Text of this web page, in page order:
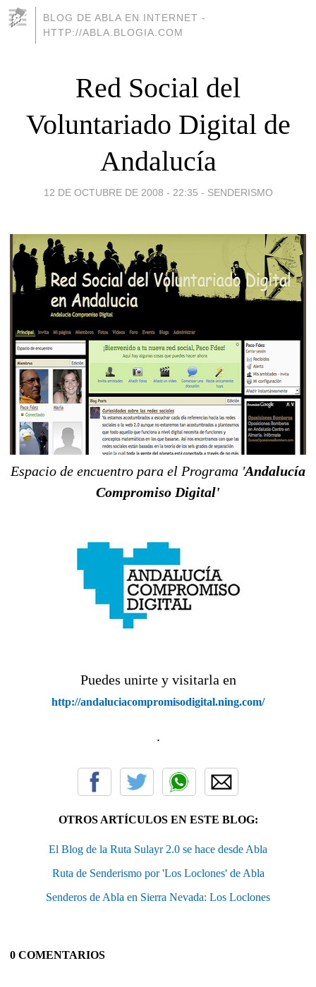
BLOG DE ABLA EN INTERNET -
HTTP://ABLA.BLOGIA.COM
Red Social del
Voluntariado Digital de
Andalucía
12 DE OCTUBRE DE 2008 - 22:35 - SENDERISMO
Espacio de encuentro para el Programa 'Andalucía
Compromiso Digital'
Puedes unirte y visitarla en
http://andaluciacompromisodigital.ning.com/
.
OTROS ARTÍCULOS EN ESTE BLOG:
El Blog de la Ruta Sulayr 2.0 se hace desde Abla
Ruta de Senderismo por 'Los Loclones' de Abla
Senderos de Abla en Sierra Nevada: Los Loclones
0 COMENTARIOS